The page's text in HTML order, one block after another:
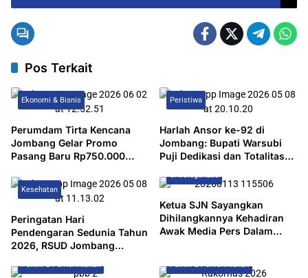
JOMBANG TAHUN 2025-2O30
Pos Terkait
Ekonomi & Bisnis
Perumdam Tirta Kencana
Jombang Gelar Promo
Pasang Baru Rp750.000
2026
Peristiwa
Harlah Ansor ke-92 di
Jombang: Bupati Warsubi
Puji Dedikasi dan Totalitas
Kesehatan
Peringatan Hari
Pendengaran Sedunia Tahun
2026, RSUD Jombang
Suara Lakukan Seminar
Uncategorized
Ketua SJN Sayangkan
Dihilangkannya Kehadiran
Awak Media Pers Dalam
Informasi Dipertanyakan
Politik & Pemerintahan Politik & Pemerintahan